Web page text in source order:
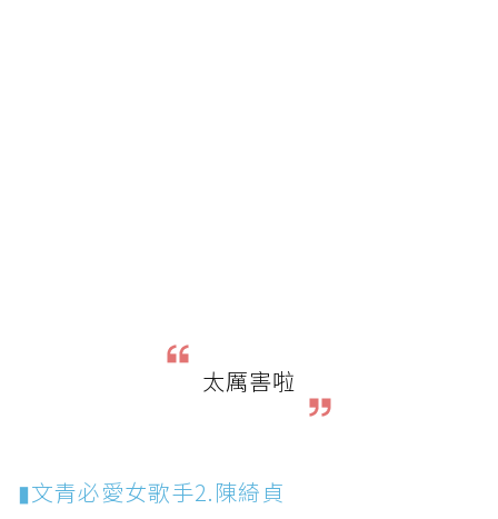
太厲害啦
▮文青必愛女歌手2.陳綺貞